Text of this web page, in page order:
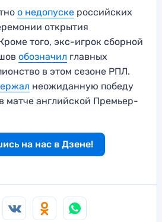
о недопуске российских
открытия
того, экс-игрок сборной
обозначил главных
в этом сезоне РПЛ.
неожиданную победу
матче английской Премьер-
на нас в Дзене!